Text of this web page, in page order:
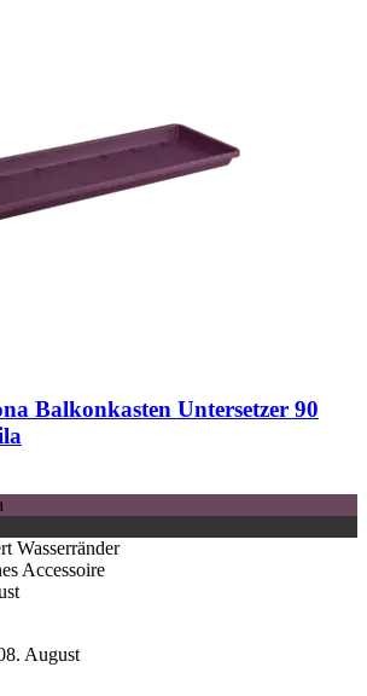
Balkonkasten Untersetzer 90
Wasserränder
Accessoire
August